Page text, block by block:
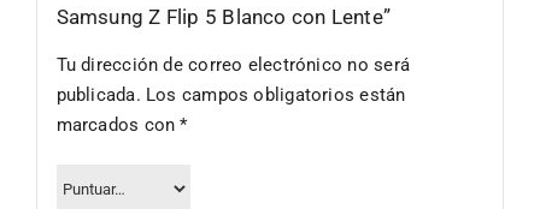
Samsung Z Flip 5 Blanco con Lente”
Tu dirección de correo electrónico no será
publicada. Los campos obligatorios están
marcados con*